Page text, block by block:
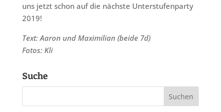
uns jetzt schon auf die nächste Unterstufenparty
2019!
Text: Aaron und Maximilian (beide 7d)
Fotos: Kli
Suche